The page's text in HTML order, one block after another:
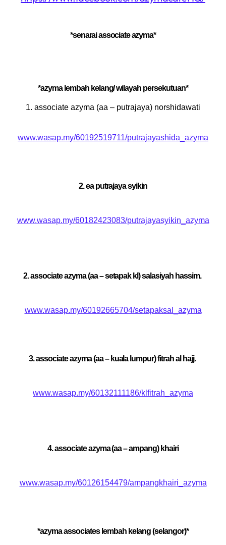
*senarai associate azyma*
*azyma lembah kelang/ wilayah persekutuan*
1. associate azyma (aa – putrajaya) norshidawati
www.wasap.my/60192519711/putrajayashida_azyma
2. ea putrajaya syikin
www.wasap.my/60182423083/putrajayasyikin_azyma
2. associate azyma (aa – setapak kl) salasiyah hassim.
www.wasap.my/60192665704/setapaksal_azyma
3. associate azyma (aa – kuala lumpur) fitrah al hajj.
www.wasap.my/60132111186/klfitrah_azyma
4. associate azyma (aa – ampang) khairi
www.wasap.my/60126154479/ampangkhairi_azyma
*azyma associates lembah kelang (selangor)*